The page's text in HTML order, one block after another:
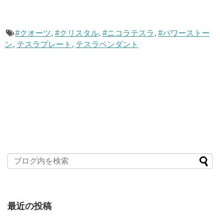
#クオーツ, #クリスタル, #ニコラテスラ, #パワーストー
ン, テスラプレート , テスラペンダント
最近の投稿